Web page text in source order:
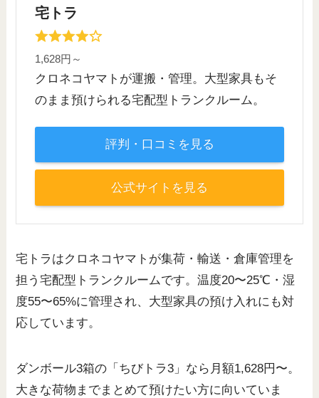
宅トラ
1,628円～
クロネコヤマトが運搬・管理。大型家具もそ
のまま預けられる宅配型トランクルーム。
評判・口コミを見る
公式サイトを見る
宅トラはクロネコヤマトが集荷・輸送・倉庫管理を
担う宅配型トランクルームです。温度20〜25℃・湿
度55〜65%に管理され、大型家具の預け入れにも対
応しています。
ダンボール3箱の「ちびトラ3」なら月額1,628円〜。
大きな荷物までまとめて預けたい方に向いていま